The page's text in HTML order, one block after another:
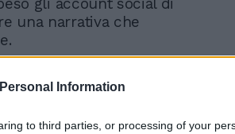
Information
to third parties, or processing of your
una narrativa che